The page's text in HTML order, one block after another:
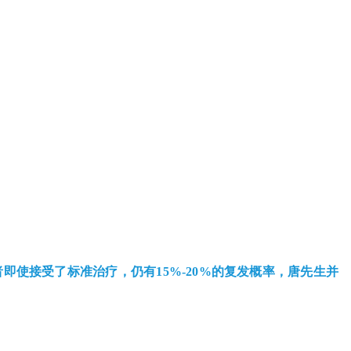
即使接受了标准治疗，仍有15%-20%的复发概率，唐先生并